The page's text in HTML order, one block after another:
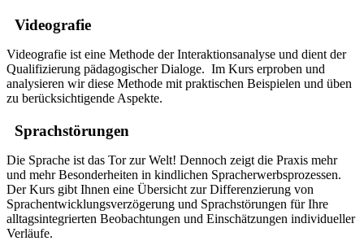
Videografie
Videografie ist eine Methode der Interaktionsanalyse und dient der
Qualifizierung pädagogischer Dialoge. Im Kurs erproben und
analysieren wir diese Methode mit praktischen Beispielen und üben
zu berücksichtigende Aspekte.
Sprachstörungen
Die Sprache ist das Tor zur Welt! Dennoch zeigt die Praxis mehr
und mehr Besonderheiten in kindlichen Spracherwerbsprozessen.
Der Kurs gibt Ihnen eine Übersicht zur Differenzierung von
Sprachentwicklungsverzögerung und Sprachstörungen für Ihre
alltagsintegrierten Beobachtungen und Einschätzungen individueller
Verläufe.